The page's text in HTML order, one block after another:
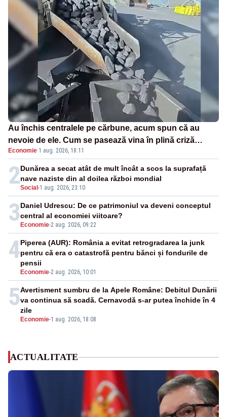
Au închis centralele pe cărbune, acum spun că au
nevoie de ele. Cum se pasează vina în plină criză
energetică
Economie·1 aug. 2026, 18:11
2Social -1 aug. 2026, 23:10
Dunărea a secat atât de mult încât a scos la suprafață
nave naziste din al doilea război mondial
3 Economie-2 aug. 2026, 09:22
Daniel Udrescu: De ce patrimoniul va deveni conceptul
central al economiei viitoare?
4
Economie-2 aug. 2026, 10:01
Piperea (AUR): România a evitat retrogradarea la junk
pentru că era o catastrofă pentru bănci și fondurile de
pensii
5
Economie-1 aug. 2026, 18:08
Avertisment sumbru de la Apele Române: Debitul Dunării
va continua să scadă. Cernavodă s-ar putea închide în 4
zile
ACTUALITATE